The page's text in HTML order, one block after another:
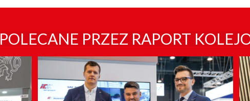
POLECANE PRZEZ RAPORT